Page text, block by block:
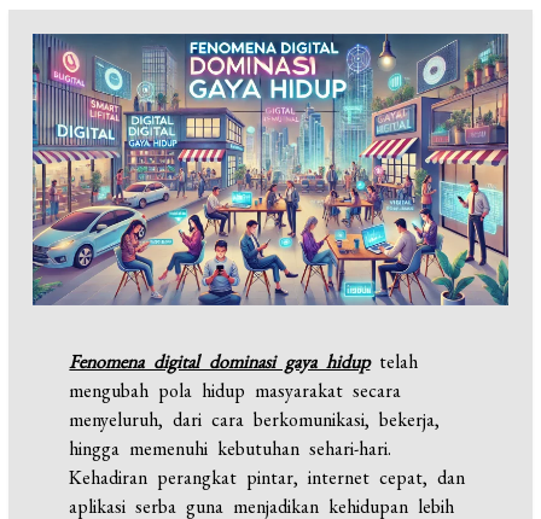
Fenomena digital dominasi gaya hiduptelah
mengubah pola hidup masyarakat secara
menyeluruh, dari cara berkomunikasi, bekerja,
hingga memenuhi kebutuhan sehari-hari.
Kehadiran perangkat pintar, internet cepat, dan
aplikasi serba guna menjadikan kehidupan lebih